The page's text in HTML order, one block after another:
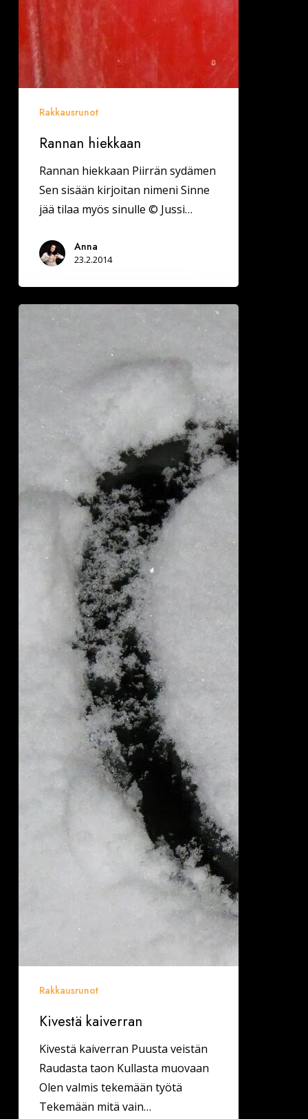
Rakkausrunot
Rannan hiekkaan
Rannan hiekkaan Piirrän sydämen
Sen sisään kirjoitan nimeni Sinne
jää tilaa myös sinulle © Jussi…
Anna
23.2.2014
Rakkausrunot
Kivestä kaiverran
Kivestä kaiverran Puusta veistän
Raudasta taon Kullasta muovaan
Olen valmis tekemään työtä
Tekemään mitä vain…